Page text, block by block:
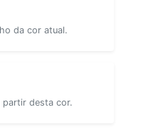
da cor atual.
partir desta cor.